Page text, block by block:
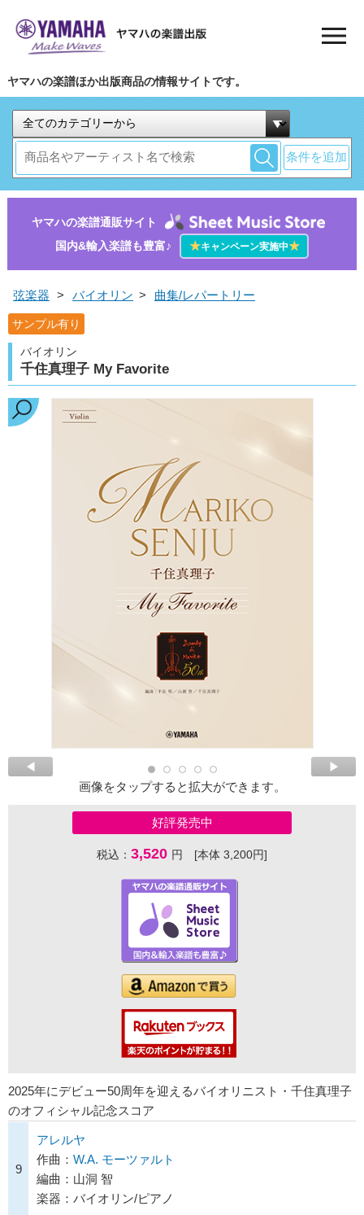
ヤマハの楽譜ほか出版商品の情報サイトです。
条件を追加
ヤマハの楽譜通販サイト
国内&輸入楽譜も豊富♪
★キャンペーン実施中★
弦楽器 > バイオリン > 曲集/レパートリー
サンプル有り
バイオリン
千住真理子 My Favorite
画像をタップすると拡大ができます。
好評発売中
税込： 3,520 円 [本体 3,200円]
2025年にデビュー50周年を迎えるバイオリニスト・千住真理子
のオフィシャル記念スコア
9
アレルヤ
作曲： W.A. モーツァルト
編曲：山洞 智
楽器：バイオリン/ピアノ